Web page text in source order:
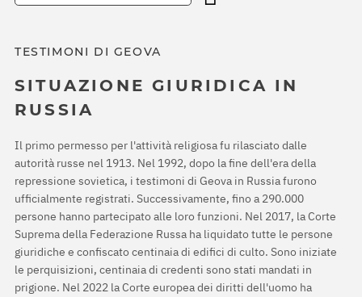
TESTIMONI DI GEOVA
SITUAZIONE GIURIDICA IN
RUSSIA
Il primo permesso per l'attività religiosa fu rilasciato dalle
autorità russe nel 1913. Nel 1992, dopo la fine dell'era della
repressione sovietica, i testimoni di Geova in Russia furono
ufficialmente registrati. Successivamente, fino a 290.000
persone hanno partecipato alle loro funzioni. Nel 2017, la Corte
Suprema della Federazione Russa ha liquidato tutte le persone
giuridiche e confiscato centinaia di edifici di culto. Sono iniziate
le perquisizioni, centinaia di credenti sono stati mandati in
prigione. Nel 2022 la Corte europea dei diritti dell'uomo ha